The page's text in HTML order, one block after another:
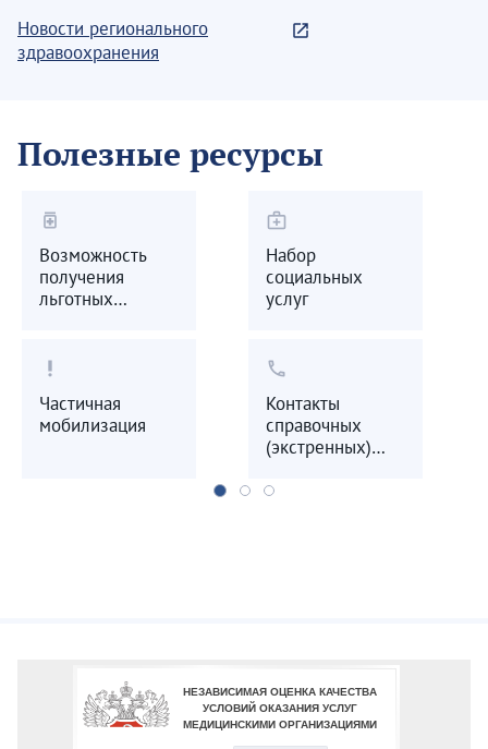
Новости регионального
здравоохранения
Полезные ресурсы
medication
Возможность
получения
льготных
medical_services
Набор
социальных
услуг
priority_high
Частичная
мобилизация
call
Контакты
справочных
(экстренных)